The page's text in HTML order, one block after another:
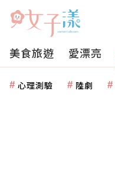
美食旅遊 愛漂亮
心理測驗 陸劇